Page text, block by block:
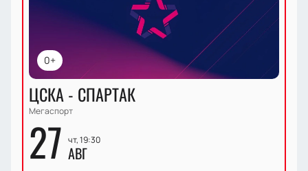
0+
ЦСКА - СПАРТАК
Мегаспорт
27 чт, 19:30
АВГ